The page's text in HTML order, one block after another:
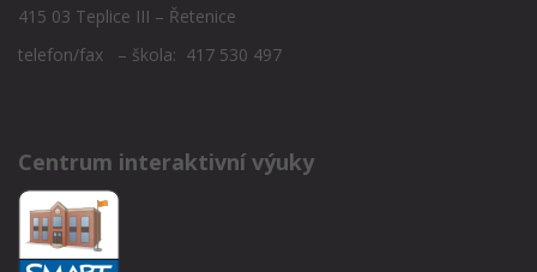
415 03 Teplice III – Řetenice
telefon/fax – škola: 417 530 497
Centrum interaktivní výuky